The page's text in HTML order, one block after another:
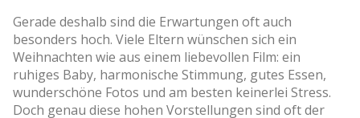
Gerade deshalb sind die Erwartungen oft auch
besonders hoch. Viele Eltern wünschen sich ein
Weihnachten wie aus einem liebevollen Film: ein
ruhiges Baby, harmonische Stimmung, gutes Essen,
wunderschöne Fotos und am besten keinerlei Stress.
Doch genau diese hohen Vorstellungen sind oft der